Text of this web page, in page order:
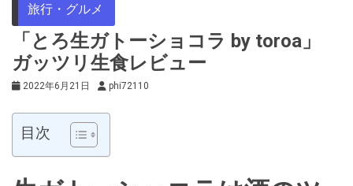
旅行・グルメ
「とろ生ガトーショコラ by toroa」
ガッツリ生食レビュー
2022年6月21日 phi72110
目次